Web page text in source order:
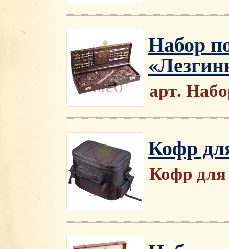
Набор
арт.
Кофр
Кофр для